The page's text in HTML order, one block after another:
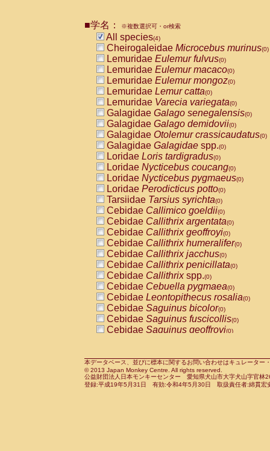
CercopithecidaeCercocebus
Cercopithecidae
CercopithecidaeCercocebus
CercopithecidaeCercocebus
CercopithecidaeCercocebusspp.
CercopithecidaeLophocebus
CercopithecidaePapio anubis
CercopithecidaePapio cynocephalus
CercopithecidaePapio hamadryas
CercopithecidaePapio papio(0)
CercopithecidaePapiospp.(0)
CercopithecidaeMandrillus
CercopithecidaeMandrillus sphinx
CercopithecidaeTheropithecus
CercopithecidaeMacaca arctoides
CercopithecidaeMacaca assamensis
Cercopithecidae Macaca
CercopithecidaeMacaca cyclopis
CercopithecidaeMacaca fascicularis
CercopithecidaeMacaca fuscaca
CercopithecidaeMacaca fuscata
CercopithecidaeMacaca fuscata
CercopithecidaeMacaca maura
CercopithecidaeMacaca mulatta
CercopithecidaeMacaca nemestrina
CercopithecidaeMacaca nigra(0)
CercopithecidaeMacaca radiata
CercopithecidaeMacaca silenus
CercopithecidaeMacaca sinica
CercopithecidaeMacaca tonkeana(0)
CercopithecidaeMacacahybrid(0)
CercopithecidaeMacaca spp.(0)
■学名： ※複数選択可・or検索
All species(4)
Cheirogaleidae Microcebus murinus(0)
Lemuridae Eulemur fulvus(0)
Lemuridae Eulemur macaco(0)
Lemuridae Eulemur mongoz(0)
Lemuridae Lemur catta(0)
Lemuridae Varecia variegata(0)
Galagidae Galago senegalensis(0)
Galagidae Galago demidovii(0)
Galagidae Otolemur crassicaudatus(0)
Galagidae Galagidae spp.(0)
Loridae Loris tardigradus(0)
Loridae Nycticebus coucang(0)
Loridae Nycticebus pygmaeus(0)
Loridae Perodicticus potto(0)
Tarsiidae Tarsius syrichta(0)
Cebidae Callimico goeldii(0)
Cebidae Callithrix argentata(0)
Cebidae Callithrix geoffroyi(0)
Cebidae Callithrix humeralifer(0)
Cebidae Callithrix jacchus(0)
Cebidae Callithrix penicillata(0)
Cebidae Callithrixspp.(0)
Cebidae Cebuella pygmaea(0)
Cebidae Leontopithecus rosalia(0)
Cebidae Saguinus bicolor(0)
Cebidae Saguinus fuscicollis(0)
Cebidae Saguinus geoffroyi(0)
CebidaeSaguinus leucopus(0)
CebidaeSaguinus midas(0)
Cebidae Saguinus mystax(0)
本データベース、並びに標本に関するお問い合わせはキュレータ
© 2013 Japan Monkey Centre. All rights reserved.
公益財団法人日本モンキーセンター 愛知県犬山市大字犬山字官
登録:平成19年5月31日 有効:令和4年5月30日 取扱責任者:綿貫宏